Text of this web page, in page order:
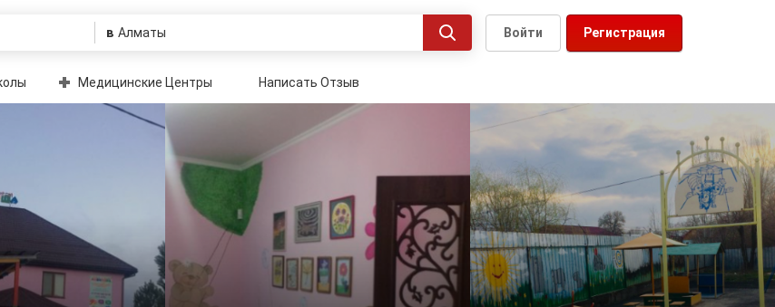
в Регистрация
Войти
Медицинские Центры Написать Отзыв